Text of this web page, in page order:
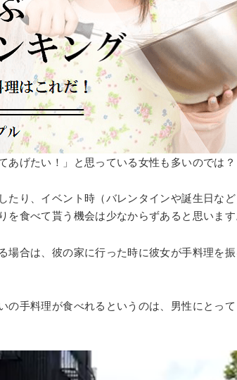
あげたい！」と思っている女性も多いのでは？
たり、イベント時（バレンタインや誕生日な
を食べて貰う機会は少なからずあると思います
場合は、彼の家に行った時に彼女が手料理を
の手料理が食べれるというのは、男性にとっ